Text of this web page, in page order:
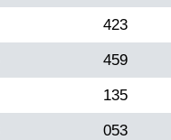
423
459
135
053